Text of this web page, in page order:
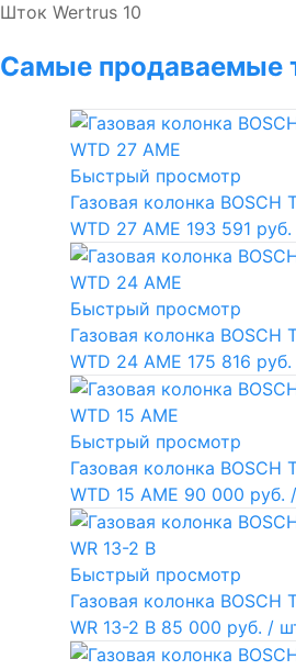
Шток Wertrus 10
Самые продаваемые
Быстрый просмотр
Газовая колонка BOSCH
WTD 27 AME 193 591 руб.
Быстрый просмотр
Газовая колонка BOSCH
WTD 24 AME 175 816 руб.
Быстрый просмотр
Газовая колонка BOSCH
WTD 15 AME 90 000 руб.
Быстрый просмотр
Газовая колонка BOSCH
WR 13-2 В 85 000 руб. /